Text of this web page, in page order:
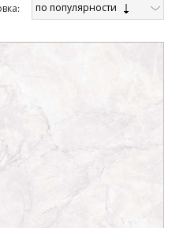
по популярности